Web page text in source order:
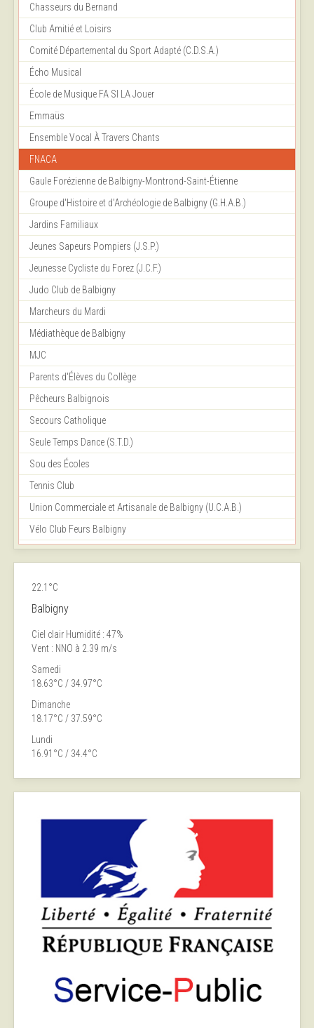
Chasseurs du Bernand
Club Amitié et Loisirs
Comité Départemental du Sport Adapté (C.D.S.A.)
Écho Musical
École de Musique FA SI LA Jouer
Emmaüs
Ensemble Vocal À Travers Chants
FNACA
Gaule Forézienne de Balbigny-Montrond-Saint-Étienne
Groupe d'Histoire et d'Archéologie de Balbigny (G.H.A.B.)
Jardins Familiaux
Jeunes Sapeurs Pompiers (J.S.P.)
Jeunesse Cycliste du Forez (J.C.F.)
Judo Club de Balbigny
Marcheurs du Mardi
Médiathèque de Balbigny
MJC
Parents d'Élèves du Collège
Pêcheurs Balbignois
Secours Catholique
Seule Temps Dance (S.T.D.)
Sou des Écoles
Tennis Club
Union Commerciale et Artisanale de Balbigny (U.C.A.B.)
Vélo Club Feurs Balbigny
22.1°C
Balbigny
Ciel clair Humidité : 47%
Vent : NNO à 2.39 m/s
Samedi
18.63°C / 34.97°C
Dimanche
18.17°C / 37.59°C
Lundi
16.91°C / 34.4°C